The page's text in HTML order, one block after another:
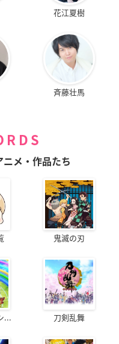
花江夏樹
斉藤壮馬
ニメ・作品たち
鬼滅の刃
... 刀剣乱舞